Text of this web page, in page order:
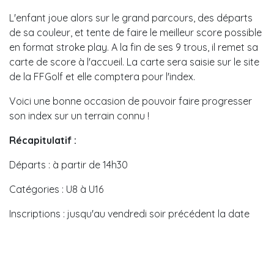
L'enfant joue alors sur le grand parcours, des départs
de sa couleur, et tente de faire le meilleur score possible
en format stroke play. A la fin de ses 9 trous, il remet sa
carte de score à l'accueil. La carte sera saisie sur le site
de la FFGolf et elle comptera pour l'index.
Voici une bonne occasion de pouvoir faire progresser
son index sur un terrain connu !
Récapitulatif :
Départs : à partir de 14h30
Catégories : U8 à U16
Inscriptions : jusqu'au vendredi soir précédent la date